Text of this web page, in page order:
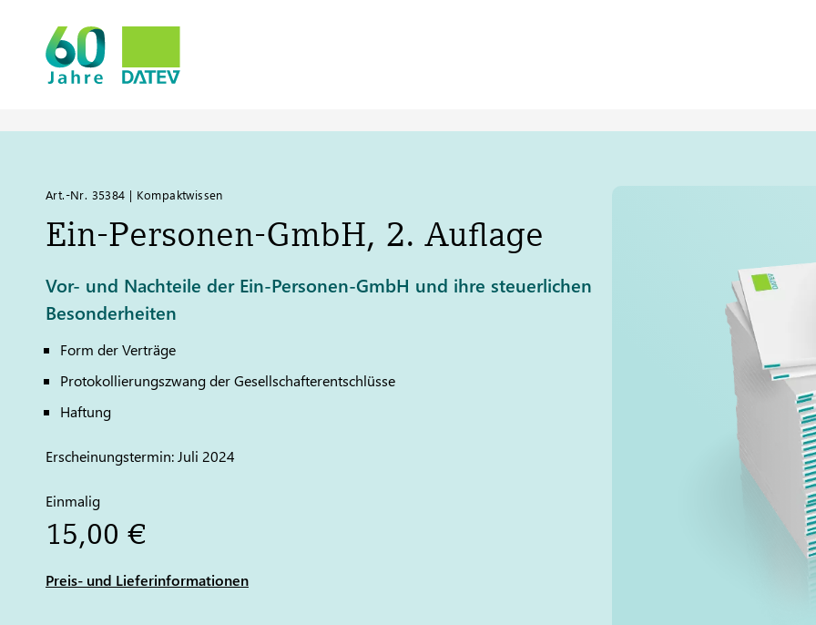
Art.-Nr. 35384 | Kompaktwissen
Ein-Personen-GmbH, 2. Auflage
Vor- und Nachteile der Ein-Personen-GmbH und ihre steuerlichen
Besonderheiten
Form der Verträge
Protokollierungszwang der Gesellschafterentschlüsse
Haftung
Erscheinungstermin: Juli 2024
Einmalig
15,00 €
Preis- und Lieferinformationen